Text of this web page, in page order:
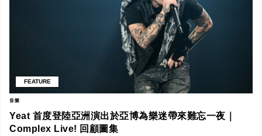
FEATURE
音樂
Yeat 首度登陸亞洲演出於亞博為樂迷帶來難忘一夜｜
Complex Live! 回顧圖集